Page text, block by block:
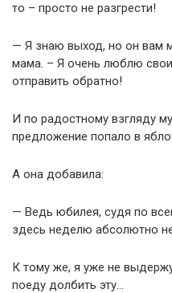
то – просто не разгрести!
— Я знаю выход, но он вам
мама. – Я очень люблю
отправить обратно!
И по радостному взгляду
предложение попало в
А она добавила:
— Ведь юбилея, судя по
здесь неделю абсолютно
К тому же, я уже не
поеду долбить эту…